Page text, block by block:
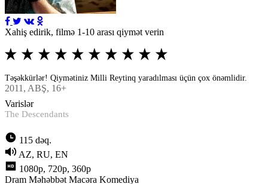
Xahiş edirik, filmə 1-10 arası qiymət verin
Təşəkkürlər! Qiymətiniz Milli Reytinq yaradılması üçün çox önəmlidir.
2011 , ABŞ, 16+
Varislər
The Descendants
115 dəq.
AZ, RU, EN
1080p, 720p, 360p
Dram Məhəbbət Macəra Komediya